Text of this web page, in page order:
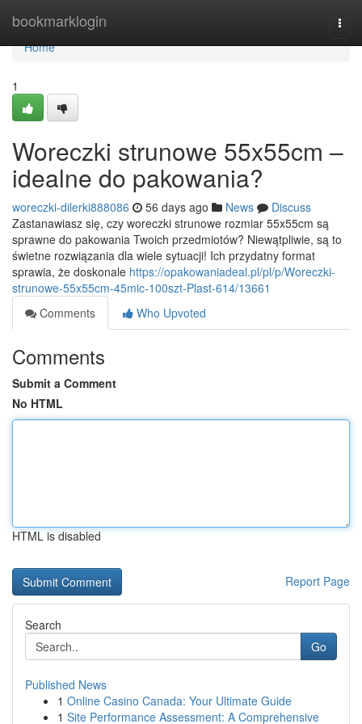
bookmarklogin
Home
Home
1
Woreczki strunowe 55x55cm –
idealne do pakowania?
woreczki-dilerki888086 56 days ago News
Discuss
Zastanawiasz się, czy woreczki strunowe rozmiar 55x55cm są
sprawne do pakowania Twoich przedmiotów? Niewątpliwie, są to
świetne rozwiązania dla wiele sytuacji! Ich przydatny format
sprawia, że doskonale https://opakowaniadeal.pl/pl/p/Woreczki-
strunowe-55x55cm-45mic-100szt-Plast-614/13661
Comments
Who Upvoted
Comments
Submit a Comment
No HTML
HTML is disabled
Report Page
Search
Go
Published News
1 Online Casino Canada: Your Ultimate Guide
1 Site Performance Assessment: A Comprehensive